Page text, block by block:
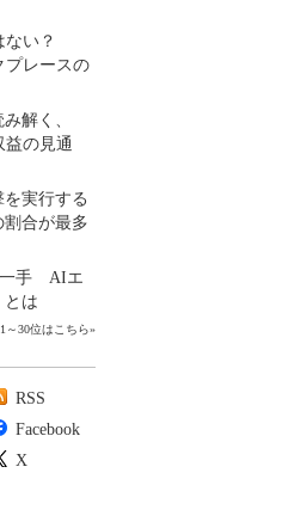
ない？
プレースの
解く、
益の見通
実行する
合が最多
一手 AIエ
とは
～30位はこちら»
RSS
Facebook
X